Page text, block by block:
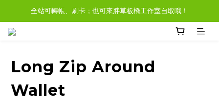
現貨商品，大多都可任選３樣免運哦。
全站可轉帳、刷卡；也可來胖草板橋工作室自取哦！
現貨於非假日３pm前完成付款，當日即可寄出！
Long Zip Around
Wallet